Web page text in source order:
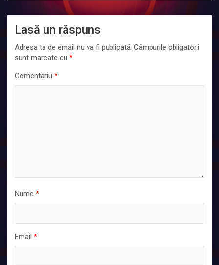
Lasă un răspuns
Adresa ta de email nu va fi publicată. Câmpurile obligatorii
sunt marcate cu *
Comentariu *
Nume *
Email *